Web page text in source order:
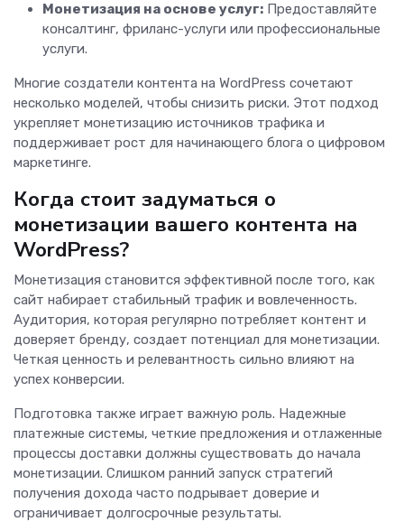
Монетизация на основе услуг: Предоставляйте
консалтинг, фриланс-услуги или профессиональные
услуги.
Многие создатели контента на WordPress сочетают
несколько моделей, чтобы снизить риски. Этот подход
укрепляет монетизацию источников трафика и
поддерживает рост для начинающего блога о цифровом
маркетинге.
Когда стоит задуматься о
монетизации вашего контента на
WordPress?
Монетизация становится эффективной после того, как
сайт набирает стабильный трафик и вовлеченность.
Аудитория, которая регулярно потребляет контент и
доверяет бренду, создает потенциал для монетизации.
Четкая ценность и релевантность сильно влияют на
успех конверсии.
Подготовка также играет важную роль. Надежные
платежные системы, четкие предложения и отлаженные
процессы доставки должны существовать до начала
монетизации. Слишком ранний запуск стратегий
получения дохода часто подрывает доверие и
ограничивает долгосрочные результаты.